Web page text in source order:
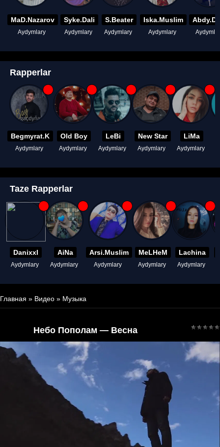
MaD.Nazarov
Aydymlary
Syke.Dali
Aydymlary
S.Beater
Aydymlary
Iska.Muslim
Aydymlary
Rapperlar
Begmyrat.K
Aydymlary
Old Boy
Aydymlary
LeBi
Aydymlary
New Star
Aydymlary
LiMa
Aydymlary
Taze Rapperlar
Danixxl
Aydymlary
AiNa
Aydymlary
Arsi.Muslim
Aydymlary
MeLHeM
Aydymlary
Lachina
Aydymlary
Главная » Видео » Музыка
Небо Пополам — Весна